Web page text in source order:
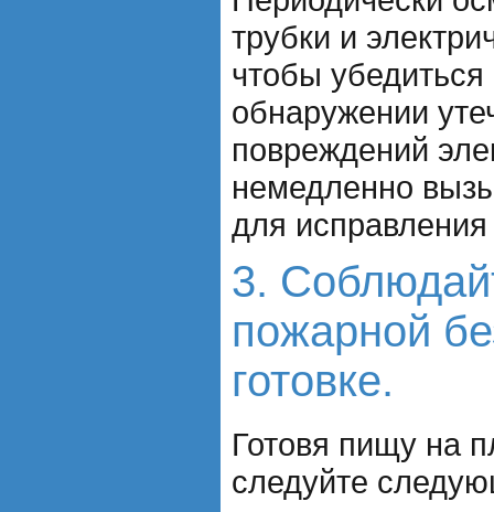
трубки и
чтобы
обнаружении
повреждений
немедленно
для
3.
пожарной
готовке.
Готовя пищу на
следуйте